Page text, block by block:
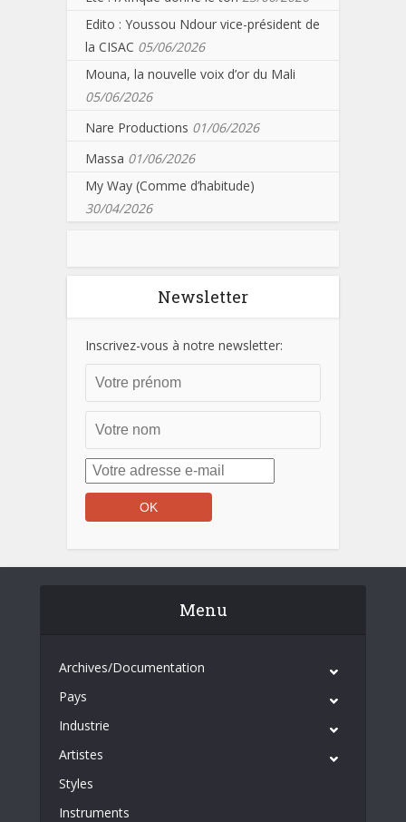
Edito : Youssou Ndour vice-président de
la CISAC 05/06/2026
Mouna, la nouvelle voix d’or du Mali
05/06/2026
Nare Productions 01/06/2026
Massa 01/06/2026
My Way (Comme d’habitude)
30/04/2026
Newsletter
Inscrivez-vous à notre newsletter:
Menu
Archives/Documentation
Pays
Industrie
Artistes
Styles
Instruments